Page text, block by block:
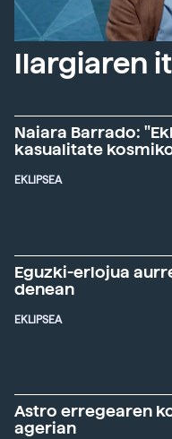
Ilargiaren
Naiara Barrado:
kasualitate
EKLIPSEA
Eguzki-erlojua
denean
EKLIPSEA
Astro erregearen
agerian